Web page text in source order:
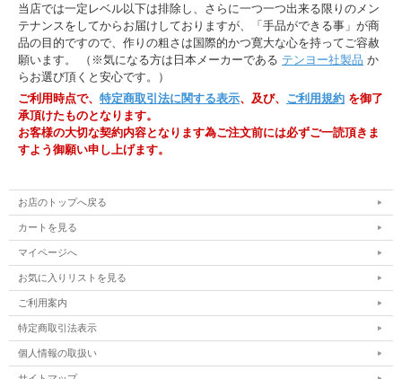
当店では一定レベル以下は排除し、さらに一つ一つ出来る限りのメン
テナンスをしてからお届けしておりますが、「手品ができる事」が商
品の目的ですので、作りの粗さは国際的かつ寛大な心を持ってご容赦
願います。 （※気になる方は日本メーカーである テンヨー社製品 か
らお選び頂くと安心です。）
ご利用時点で、 特定商取引法に関する表示、及び、 ご利用規約 を御了
承頂けたものとなります。
お客様の大切な契約内容となります為ご注文前には必ずご一読頂きま
すよう御願い申し上げます。
お店のトップへ戻る
カートを見る
マイページへ
お気に入りリストを見る
ご利用案内
特定商取引法表示
個人情報の取扱い